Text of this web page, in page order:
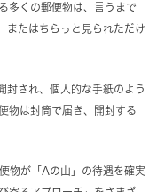
多くの郵便物は、言うまで
またはちらっと見られただけ
封され、個人的な手紙のよう
物は封筒で届き、開封する
物が「Aの山」の待遇を確実